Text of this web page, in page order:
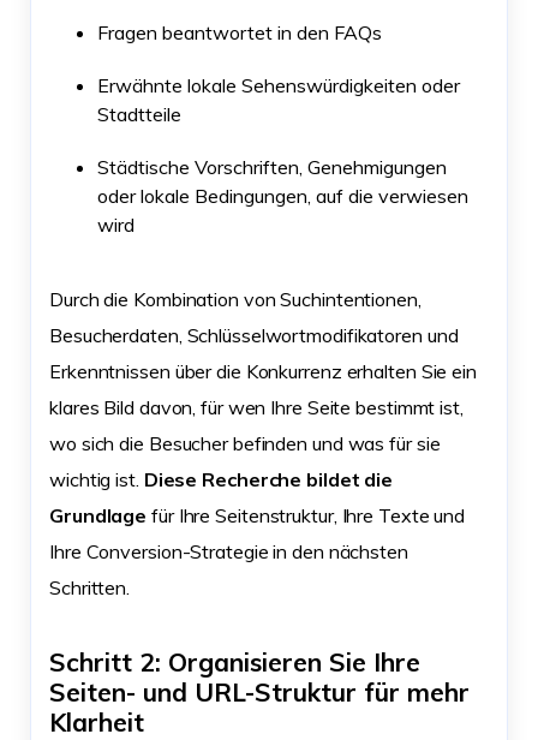
Fragen beantwortet in den FAQs
Erwähnte lokale Sehenswürdigkeiten oder
Stadtteile
Städtische Vorschriften, Genehmigungen
oder lokale Bedingungen, auf die verwiesen
wird
Durch die Kombination von Suchintentionen,
Besucherdaten, Schlüsselwortmodifikatoren und
Erkenntnissen über die Konkurrenz erhalten Sie ein
klares Bild davon, für wen Ihre Seite bestimmt ist,
wo sich die Besucher befinden und was für sie
wichtig ist. Diese Recherche bildet die
Grundlage für Ihre Seitenstruktur, Ihre Texte und
Ihre Conversion-Strategie in den nächsten
Schritten.
Schritt 2: Organisieren Sie Ihre
Seiten- und URL-Struktur für mehr
Klarheit